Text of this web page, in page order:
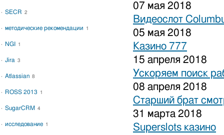
07 мая 2018
Видеослот
05 мая 2018
Казино 777
15 апреля 2018
Ускоряем поиск
08 апреля 2018
Старший брат
31 марта 2018
Superslots казино
SECR 2
методические рекомендации 1
NGI 1
Jira 3
Atlassian 8
ROSS 2013 1
SugarCRM 4
исследование 1